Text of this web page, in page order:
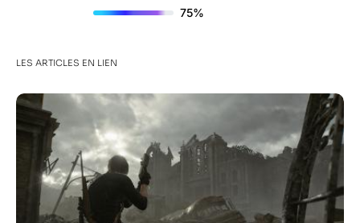
75%
LES ARTICLES EN LIEN